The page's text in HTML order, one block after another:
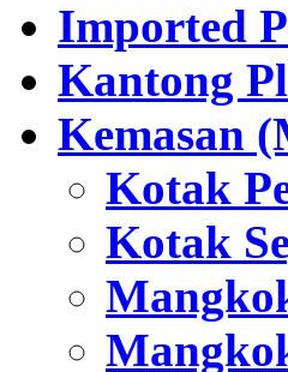
Imported
Kantong
Kemasan
Kotak
Kotak